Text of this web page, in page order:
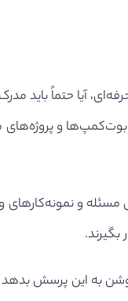
آیا حتماً باید
و پروژه‌های
حل مسئله و
به این پرسش